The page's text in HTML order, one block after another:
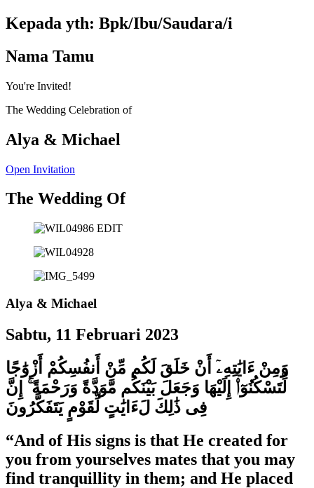
Kepada yth: Bpk/Ibu/Saudara/i
Nama Tamu
You're Invited!
The Wedding Celebration of
Alya & Michael
Open Invitation
The Wedding Of
Alya & Michael
Sabtu, 11 Februari 2023
وَمِنْ ءَايَٰتِهِۦٓ أَنْ خَلَقَ لَكُم مِّنْ أَنفُسِكُمْ أَزْوَٰجًا
لِّتَسْكُنُوٓا۟ إِلَيْهَا وَجَعَلَ بَيْنَكُم مَّوَدَّةً وَرَحْمَةً ۚ إِنَّ
فِى ذَٰلِكَ لَءَايَٰتٍ لِّقَوْمٍ يَتَفَكَّرُونَ
“And of His signs is that He created for
you from yourselves mates that you may
find tranquillity in them; and He placed